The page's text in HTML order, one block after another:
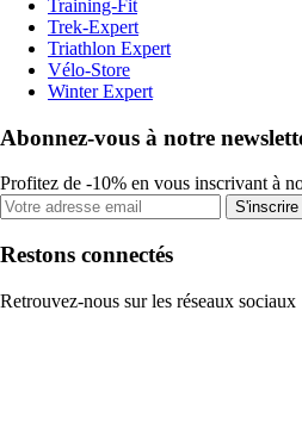
Training-Fit
Trek-Expert
Triathlon Expert
Vélo-Store
Winter Expert
Abonnez-vous à notre
Profitez de -10% en vous inscrivant à
S'inscrire
Restons connectés
Retrouvez-nous sur les réseaux sociaux